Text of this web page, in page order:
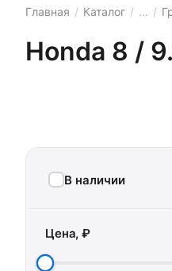
Главная / Каталог / ... /
Honda 8 /
В наличии
Цена, ₽